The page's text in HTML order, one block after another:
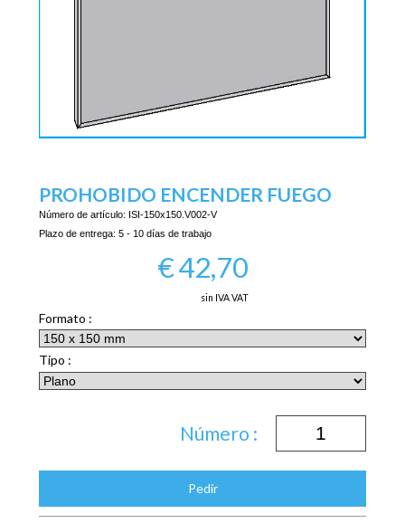
PROHOBIDO ENCENDER FUEGO
Número de artículo: ISI-150x150.V002-V
Plazo de entrega: 5 - 10 días de trabajo
€42,70
sin IVA VAT
Formato :
Tipo :
Número :
Pedir